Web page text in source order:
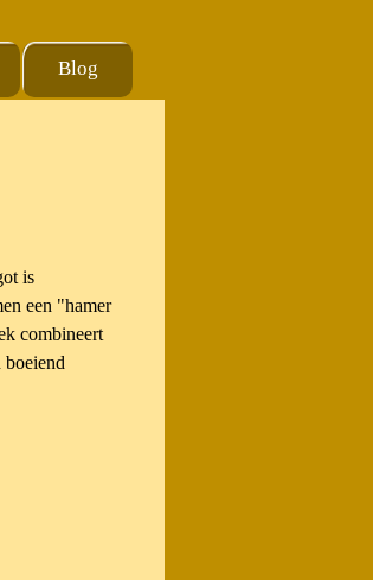
Blog
is
een "hamer
combineert
boeiend